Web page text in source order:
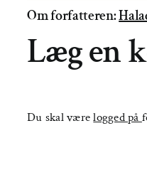
Om forfatteren:
Læg en
Du skal værelogged på